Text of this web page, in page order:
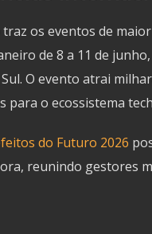
os eventos de
de 8 a 11 de
O evento atrai
para o ecossistema
do Futuro 2026
reunindo gestores